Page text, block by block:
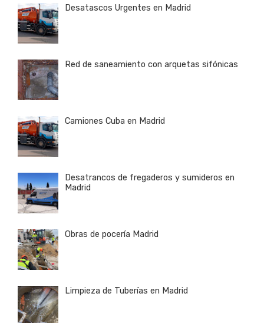
Desatascos Urgentes en Madrid
Red de saneamiento con arquetas sifónicas
Camiones Cuba en Madrid
Desatrancos de fregaderos y sumideros en
Madrid
Obras de pocería Madrid
Limpieza de Tuberías en Madrid